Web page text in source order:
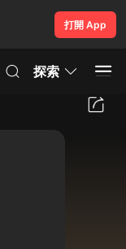
打開 App
探索